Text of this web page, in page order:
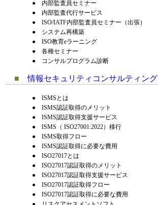
● 内部監査員セミナー
● 内部監査代行サービス
● ISO/IATF内部監査員セミナー（出張）
● システム再構築
● ISO教育eラーニング
● 各種セミナー
●
コンサルプログラム診断
■情報セキュリティコンサルティング
● ISMSとは
● ISMS認証取得のメリット
● ISMS認証取得支援サービス
● ISMS（ ISO27001:2022）移行
● ISMS取得フロー
● ISMS認証取得に必要な費用
● ISO27017とは
● ISO27017認証取得のメリット
● ISO27017認証取得支援サービス
● ISO27017認証取得フロー
● ISO27017認証取得に必要な費用